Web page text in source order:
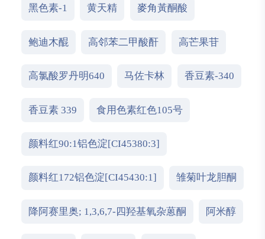
黑色素-1 黄天精 麥角黃酮酸
鲍迪木醌 高邻苯二甲酸酐 高芒果苷
高氯酸罗丹明640 马佐卡林 香豆素-340
香豆素 339 食用色素红色105号
颜料红90:1铝色淀[CI45380:3]
颜料红172铝色淀[CI45430:1] 雏菊叶龙胆酮
降阿赛里奥; 1,3,6,7-四羟基氧杂蒽酮 阿米醇